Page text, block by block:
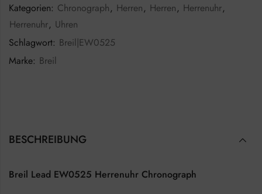
Kategorien: Chronograph, Herren, Herren, Herrenuhr,
Herrenuhr, Uhren
Schlagwort: Breil|EW0525
Marke: Breil
BESCHREIBUNG
Breil Lead EW0525 Herrenuhr Chronograph